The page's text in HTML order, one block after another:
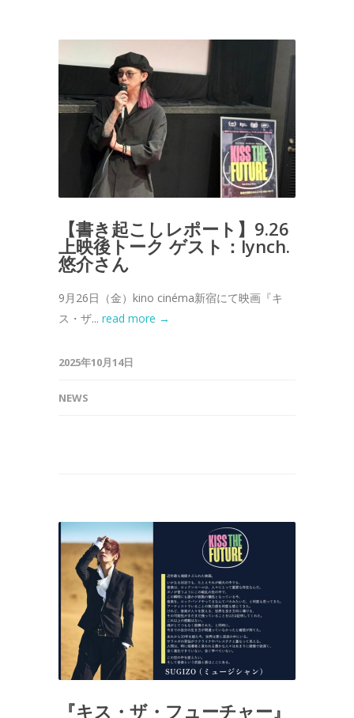
【書き起こしレポート】9.26
上映後トーク ゲスト：lynch.
悠介さん
9月26日（金）kino cinéma新宿にて映画『キ
ス・ザ... read more →
2025年10月14日
NEWS
『キス・ザ・フューチャー』